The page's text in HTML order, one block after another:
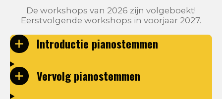
De workshops van 2026 zijn volgeboekt!
Eerstvolgende workshops in voorjaar 2027.
Introductie pianostemmen
Vervolg pianostemmen